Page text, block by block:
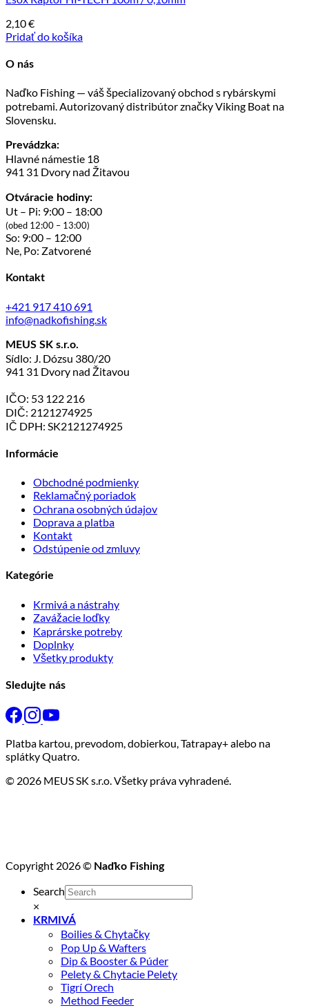
2,10€
Pridať do košíka
O nás
Naďko Fishing — váš špecializovaný obchod s rybárskymi
potrebami. Autorizovaný distribútor značky Viking Boat na
Slovensku.
Prevádzka:
Hlavné námestie 18
941 31 Dvory nad Žitavou
Otváracie hodiny:
Ut – Pi: 9:00 – 18:00
(obed 12:00 – 13:00)
So: 9:00 – 12:00
Ne, Po: Zatvorené
Kontakt
+421 917 410 691
info@nadkofishing.sk
MEUS SK s.r.o.
Sídlo: J. Dózsu 380/20
941 31 Dvory nad Žitavou
IČO: 53 122 216
DIČ: 2121274925
IČ DPH: SK2121274925
Informácie
Obchodné podmienky
Reklamačný poriadok
Ochrana osobných údajov
Doprava a platba
Kontakt
Odstúpenie od zmluvy
Kategórie
Krmivá a nástrahy
Zavážacie loďky
Kaprárske potreby
Doplnky
Všetky produkty
Sledujte nás
Platba kartou, prevodom, dobierkou, Tatrapay+ alebo na
splátky Quatro.
© 2026 MEUS SK s.r.o. Všetky práva vyhradené.
Copyright 2026 © Naďko Fishing
Search
×
KRMIVÁ
Boilies & Chytačky
Pop Up & Wafters
Dip & Booster & Púder
Pelety & Chytacie Pelety
Tigrí Orech
Method Feeder